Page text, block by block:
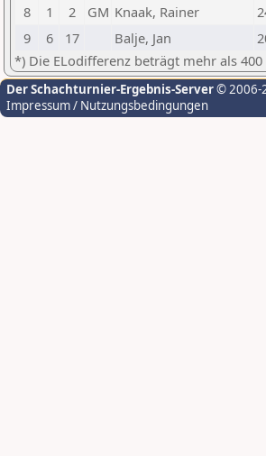
8
1 2 GM Knaak, Rainer
9
6 17 Balje, Jan
*) Die ELodifferenz beträgt mehr als
Der Schachturnier-Ergebnis-Server© 2006-
Impressum / Nutzungsbedingungen